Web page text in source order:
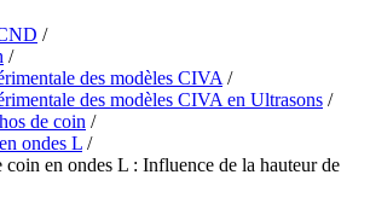
/
/
des modèles CIVA /
des modèles CIVA en Ultrasons /
de coin /
ondes L /
en ondes L : Influence de la hauteur de